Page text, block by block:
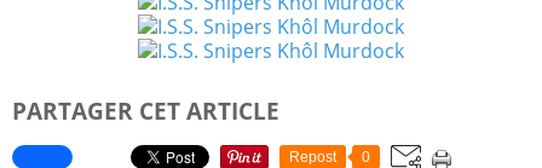
PARTAGER CET ARTICLE
Repost 0